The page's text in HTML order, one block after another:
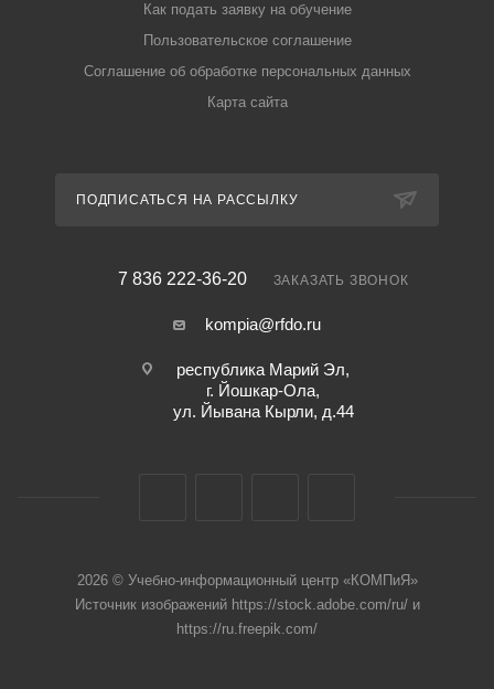
Как подать заявку на обучение
Пользовательское соглашение
Соглашение об обработке персональных данных
Карта сайта
ПОДПИСАТЬСЯ НА РАССЫЛКУ
7 836 222-36-20 ЗАКАЗАТЬ ЗВОНОК
kompia@rfdo.ru
республика Марий Эл,
г. Йошкар-Ола,
ул. Йывана Кырли, д.44
2026 © Учебно-информационный центр «КОМПиЯ»
Источник изображений https://stock.adobe.com/ru/ и
https://ru.freepik.com/